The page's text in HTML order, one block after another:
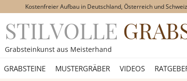
Kostenfreier Aufbau in Deutschland, Österreich und Schweiz
16 Uhr
Kontakt
STILVOLLE
Grabsteinkunst aus Meisterhand
GRABSTEINE MUSTERGRÄBER VIDEOS